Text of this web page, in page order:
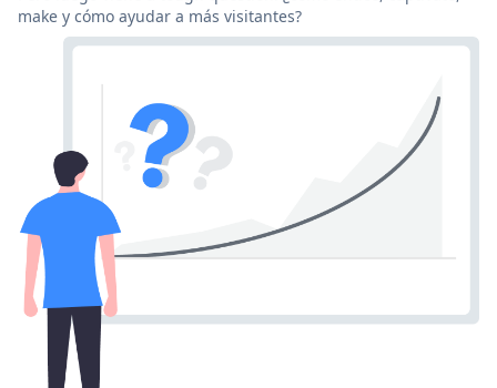
make y cómo ayudar a más visitantes?